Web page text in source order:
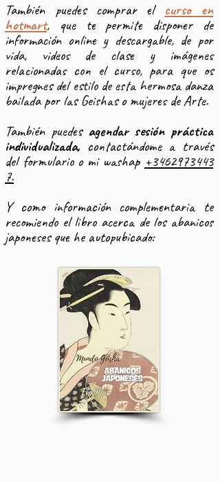
También puedes comprar el curso en
hotmart, que te permite disponer de
información online y descargable, de por
vida, videos de clase y imágenes
relacionadas con el curso, para que os
impregnes del estilo de esta hermosa danza
bailada por las Geishas o mujeres de Arte.​
También puedes agendar sesión práctica
individualizada, contactándome a través
del formulario o mi washap +3462973443
7.
Y como información complementaria te
recomiendo el libro acerca de los abanicos
japoneses que he autopubicado: